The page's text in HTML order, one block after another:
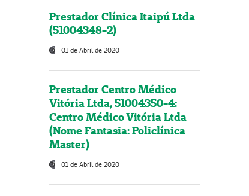
Prestador Clínica Itaipú Ltda
(51004348-2)
01 de Abril de 2020
Prestador Centro Médico
Vitória Ltda, 51004350-4:
Centro Médico Vitória Ltda
(Nome Fantasia: Policlínica
Master)
01 de Abril de 2020